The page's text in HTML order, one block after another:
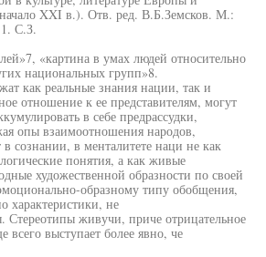
XXI в.). Отв. ред. В.Б.Земсков. М.:
С.З.
«картина в умах людей относительно
национальных групп»8.
как реальные знания нации, так и
отношение к ее представителям, могут
в себе предрассудки,
опы взаимоотношения народов,
сознании, в менталитете наци не как
понятия, а как живые
художественной образности по своей
образному типу обобщения,
характеристики, не
Стереотипы живучи, приче отрицательное
всего выступает более явно, че